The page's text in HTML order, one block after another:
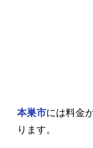
本巣市には料金
ります。